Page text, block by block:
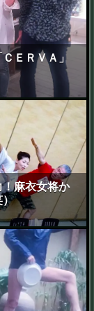
ＥＲＶＡ」
麻衣女将か
）